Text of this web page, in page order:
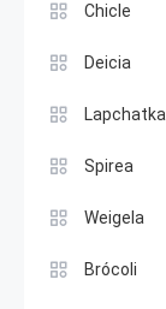
Chicle
Deicia
Lapchatka
Spirea
Weigela
Brócoli